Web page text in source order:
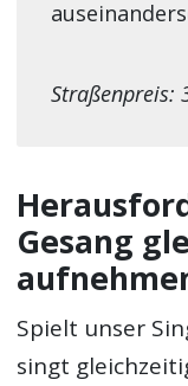
Straßenpreis:
Gesang
Spielt unser
singt